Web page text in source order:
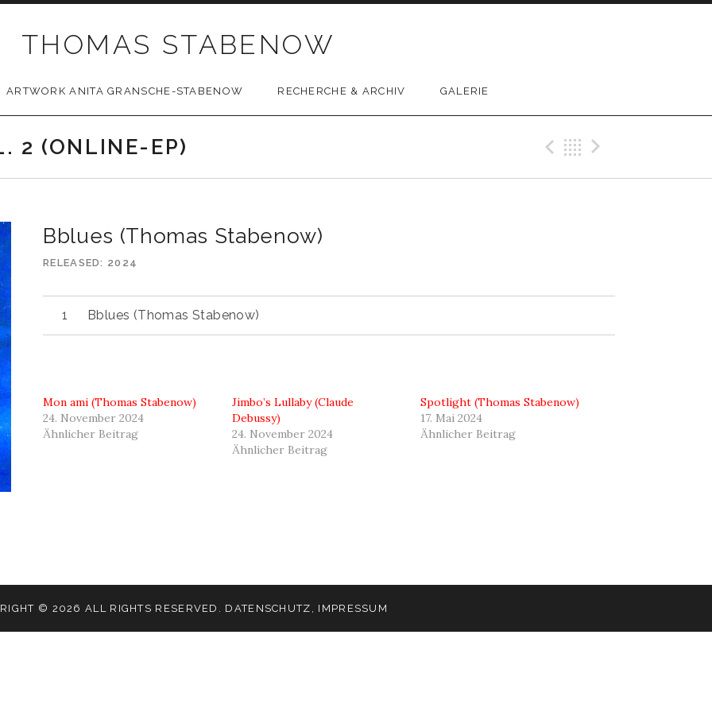
THOMAS STABENOW
ARTWORK ANITA GRANSCHE-STABENOW RECHERCHE & ARCHIV GALERIE
2 (ONLINE-EP) Previous Track
Back
Bblues (Thomas Stabenow)
RELEASED 2024
Bblues (Thomas Stabenow)
Mon ami (Thomas Stabenow)
24. November 2024
Ähnlicher Beitrag
Jimbo’s Lullaby (Claude
Debussy)
24. November 2024
Ähnlicher Beitrag
Spotlight (Thomas Stabenow)
17. Mai 2024
Ähnlicher Beitrag
© 2026 ALL RIGHTS RESERVED. DATENSCHUTZ , IMPRESSUM